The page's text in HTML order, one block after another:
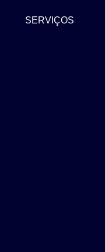
SERVIÇOS